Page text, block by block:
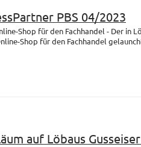
PBS 04/2023
Shop für den Fachhandel - Der in
Shop für den Fachhandel
auf Löbaus